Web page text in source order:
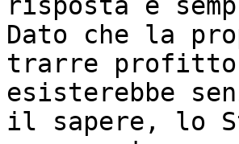
risposta è
Dato che la
trarre profitto
esisterebbe
il sapere, lo